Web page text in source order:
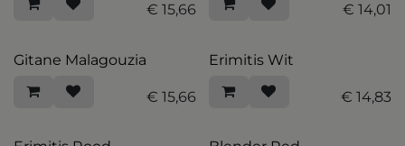
€ 15,66 € 14,01
Gitane Malagouzia
€ 15,66
Erimitis Wit
€ 14,83